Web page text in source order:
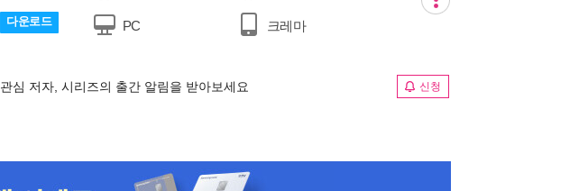
다운로드 PC 크레마
관심 저자, 시리즈의 출간 알림을 받아보세요 신청